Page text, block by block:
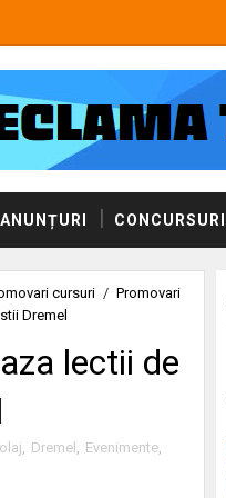
ANUNȚURI CONCURSURI
cursuri / Promovari
Dremel
lectii de
, Dremel , Evenimente,